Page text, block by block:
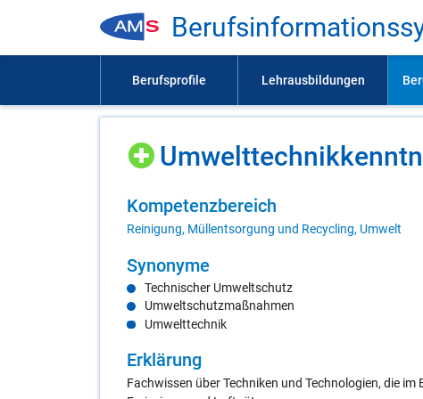
Kom­pe­tenz­be­reich
Reinigung, Müllentsorgung und Recycling, Umwelt
Syn­ony­me
Technischer Umweltschutz
Umweltschutzmaßnahmen
Umwelttechnik
Er­klä­rung
Fachwissen über Techniken und Technologien, die